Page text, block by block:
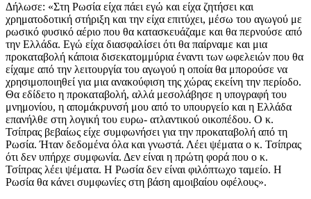
Δήλωσε: «Στη Ρωσία είχα πάει εγώ και είχα ζητήσει και
χρηματοδοτική στήριξη και την είχα επιτύχει, μέσω του αγωγού με
ρωσικό φυσικό αέριο που θα κατασκευάζαμε και θα περνούσε από
την Ελλάδα. Εγώ είχα διασφαλίσει ότι θα παίρναμε και μια
προκαταβολή κάποια δισεκατομμύρια έναντι των ωφελειών που θα
είχαμε από την λειτουργία του αγωγού η οποία θα μπορούσε να
χρησιμοποιηθεί για μια ανακούφιση της χώρας εκείνη την περίοδο.
Θα εδίδετο η προκαταβολή, αλλά μεσολάβησε η υπογραφή του
μνημονίου, η απομάκρυνσή μου από το υπουργείο και η Ελλάδα
επανήλθε στη λογική του ευρω- ατλαντικού οικοπέδου. Ο κ.
Τσίπρας βεβαίως είχε συμφωνήσει για την προκαταβολή από τη
Ρωσία. Ήταν δεδομένα όλα και γνωστά. Λέει ψέματα ο κ. Τσίπρας
ότι δεν υπήρχε συμφωνία. Δεν είναι η πρώτη φορά που ο κ.
Τσίπρας λέει ψέματα. Η Ρωσία δεν είναι φιλόπτωχο ταμείο. Η
Ρωσία θα κάνει συμφωνίες στη βάση αμοιβαίου οφέλους».